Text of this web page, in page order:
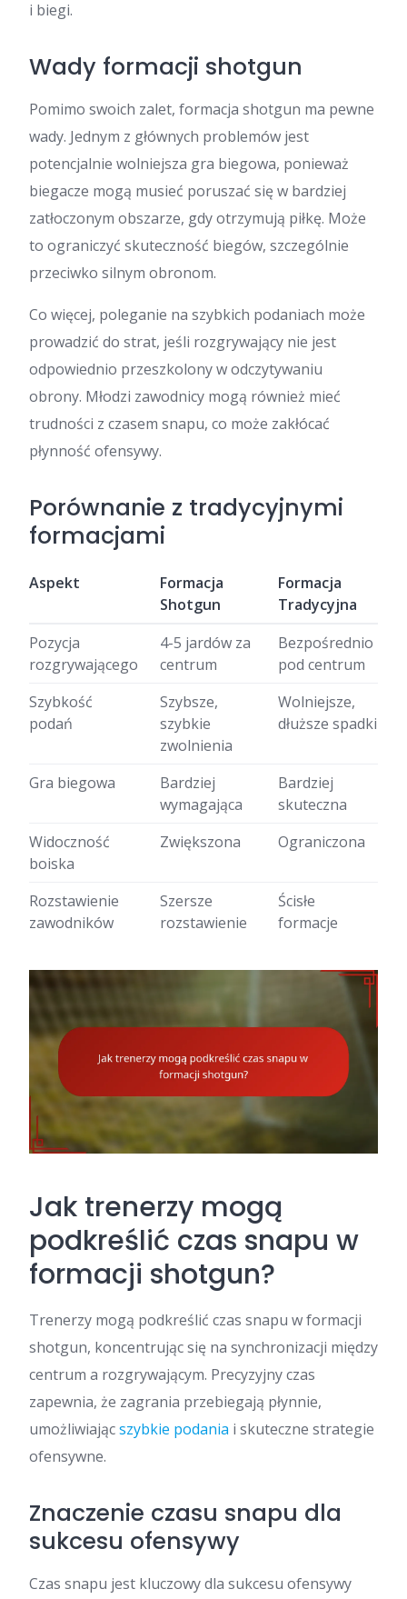
i biegi.
Wady formacji shotgun
Pomimo swoich zalet, formacja shotgun ma pewne
wady. Jednym z głównych problemów jest
potencjalnie wolniejsza gra biegowa, ponieważ
biegacze mogą musieć poruszać się w bardziej
zatłoczonym obszarze, gdy otrzymują piłkę. Może
to ograniczyć skuteczność biegów, szczególnie
przeciwko silnym obronom.
Co więcej, poleganie na szybkich podaniach może
prowadzić do strat, jeśli rozgrywający nie jest
odpowiednio przeszkolony w odczytywaniu
obrony. Młodzi zawodnicy mogą również mieć
trudności z czasem snapu, co może zakłócać
płynność ofensywy.
Porównanie z tradycyjnymi
formacjami
Aspekt
Formacja
Shotgun
Formacja
Tradycyjna
Pozycja
rozgrywającego
4-5 jardów za
centrum
Bezpośrednio
pod centrum
Szybkość
podań
Szybsze,
szybkie
zwolnienia
Wolniejsze,
dłuższe spadki
Gra biegowa
Bardziej
wymagająca
Bardziej
skuteczna
Widoczność
boiska
Zwiększona Ograniczona
Rozstawienie
zawodników
Szersze
rozstawienie
Ścisłe
formacje
Jak trenerzy mogą
podkreślić czas snapu w
formacji shotgun?
Trenerzy mogą podkreślić czas snapu w formacji
shotgun, koncentrując się na synchronizacji między
centrum a rozgrywającym. Precyzyjny czas
zapewnia, że zagrania przebiegają płynnie,
umożliwiającszybkie podania i skuteczne strategie
ofensywne.
Znaczenie czasu snapu dla
sukcesu ofensywy
Czas snapu jest kluczowy dla sukcesu ofensywy